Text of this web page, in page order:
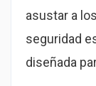
asustar a
seguridad
diseñada